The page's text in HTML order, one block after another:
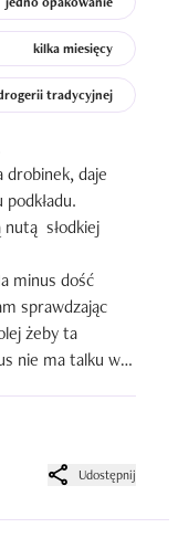
kilka miesięcy
tradycyjnej
drobinek, daje
słodkiej
minus dość
sprawdzając
żeby ta
nie ma talku w
Udostępnij